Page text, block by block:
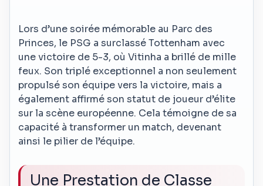
Lors d’une soirée mémorable au Parc des
Princes, le PSG a surclassé Tottenham avec
une victoire de 5-3, où Vitinha a brillé de mille
feux. Son triplé exceptionnel a non seulement
propulsé son équipe vers la victoire, mais a
également affirmé son statut de joueur d’élite
sur la scène européenne. Cela témoigne de sa
capacité à transformer un match, devenant
ainsi le pilier de l’équipe.
Une Prestation de Classe